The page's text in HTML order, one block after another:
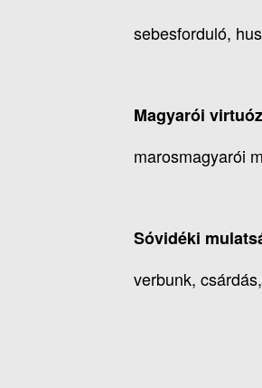
sebesforduló,
Magyarói
marosmagyarói
Sóvidéki
verbunk,